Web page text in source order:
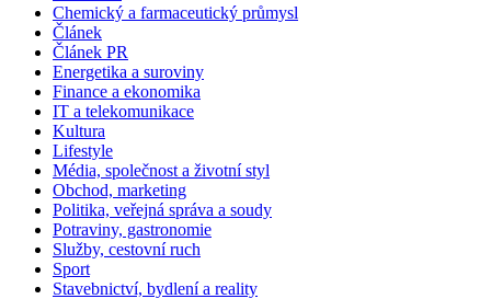
Chemický a farmaceutický průmysl
Článek
Článek PR
Energetika a suroviny
Finance a ekonomika
IT a telekomunikace
Kultura
Lifestyle
Média, společnost a životní styl
Obchod, marketing
Politika, veřejná správa a soudy
Potraviny, gastronomie
Služby, cestovní ruch
Sport
Stavebnictví, bydlení a reality